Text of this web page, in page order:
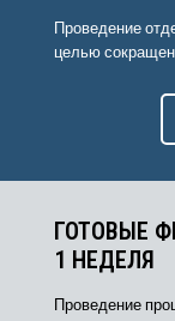
Проведение
целью
ГОТОВЫЕ
1 НЕДЕЛЯ
Проведение